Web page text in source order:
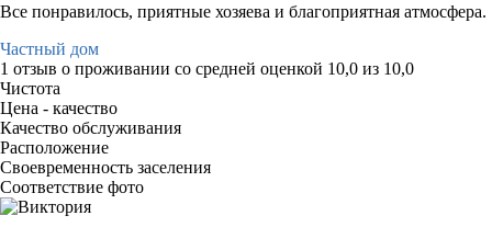
Все понравилось, приятные хозяева и благоприятная атмосфера.
Частный дом
1 отзыв о проживании со средней оценкой 10,0 из 10,0
Чистота
Цена - качество
Качество обслуживания
Расположение
Своевременность заселения
Соответствие фото